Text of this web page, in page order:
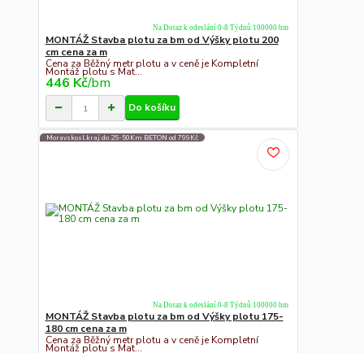
MONTÁŽ Stavba plotu za bm od Výšky plotu 200
cm cena za m
Cena za Běžný metr plotu a v ceně je Kompletní
Montáž plotu s Mat...
446 Kč/bm
Na Dotaz k odeslání 0-8 Týdnů 100000 bm
Do košíku
Moravskosl.kraj do 25-50Km BETON od 799Kč
MONTÁŽ Stavba plotu za bm od Výšky plotu 175-
180 cm cena za m
Cena za Běžný metr plotu a v ceně je Kompletní
Montáž plotu s Mat...
Na Dotaz k odeslání 0-8 Týdnů 100000 bm